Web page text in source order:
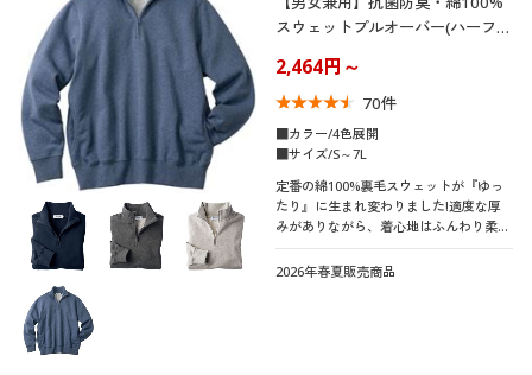
スウェットプルオーバー(ハーフジ
2,464円～
70件
■カラー/4色展開
■サイズ/S～7L
定番の綿100%裏毛スウェットが『ゆっ
たり』に生まれ変わりました!適度な厚
みがありながら、着心地はふんわり柔ら
か!抗菌・防臭仕上げの綿100%スウェッ
トプルオーバー
2026年春夏販売商品